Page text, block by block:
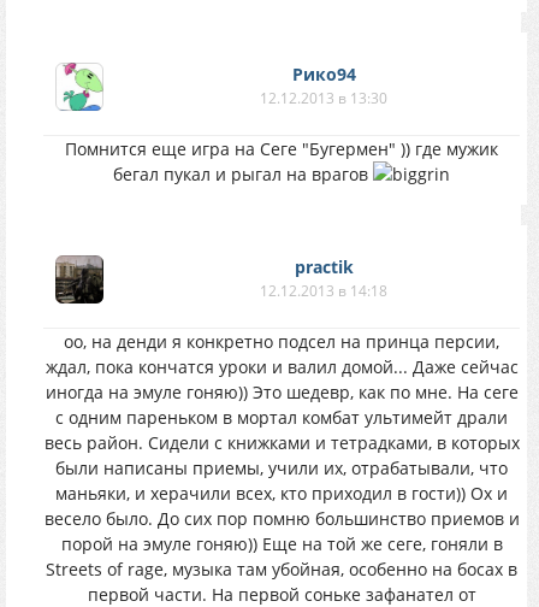
Рико94
12.12.2013 в 13:30
Помнится еще игра на Сеге "Бугермен" )) где мужик
бегал пукал и рыгал на врагов
practik
12.12.2013 в 14:18
оо, на денди я конкретно подсел на принца персии,
ждал, пока кончатся уроки и валил домой... Даже сейчас
иногда на эмуле гоняю)) Это шедевр, как по мне. На сеге
с одним пареньком в мортал комбат ультимейт драли
весь район. Сидели с книжками и тетрадками, в которых
были написаны приемы, учили их, отрабатывали, что
маньяки, и херачили всех, кто приходил в гости)) Ох и
весело было. До сих пор помню большинство приемов и
порой на эмуле гоняю)) Еще на той же сеге, гоняли в
Streets of rage, музыка там убойная, особенно на босах в
первой части. На первой соньке зафанател от